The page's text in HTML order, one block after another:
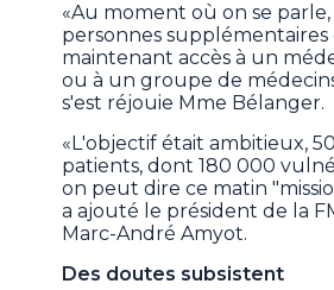
«Au moment où on se parle,
personnes
maintenant accès à un
ou à un groupe de
s'est réjouie Mme Bélanger.
«L'objectif était ambitieux,
patients, dont 180 000
on peut dire ce matin
a ajouté le président de la
Marc-André Amyot.
Des doutes subsistent